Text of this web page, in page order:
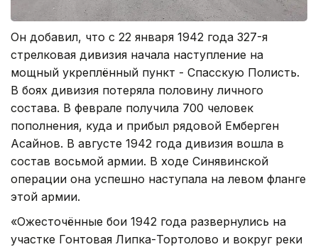
Он добавил, что с 22 января 1942 года 327-я
стрелковая дивизия начала наступление на
мощный укреплённый пункт - Спасскую Полисть.
В боях дивизия потеряла половину личного
состава. В феврале получила 700 человек
пополнения, куда и прибыл рядовой Емберген
Асайнов. В августе 1942 года дивизия вошла в
состав восьмой армии. В ходе Синявинской
операции она успешно наступала на левом фланге
этой армии.
«Ожесточённые бои 1942 года развернулись на
участке Гонтовая Липка-Тортолово и вокруг реки